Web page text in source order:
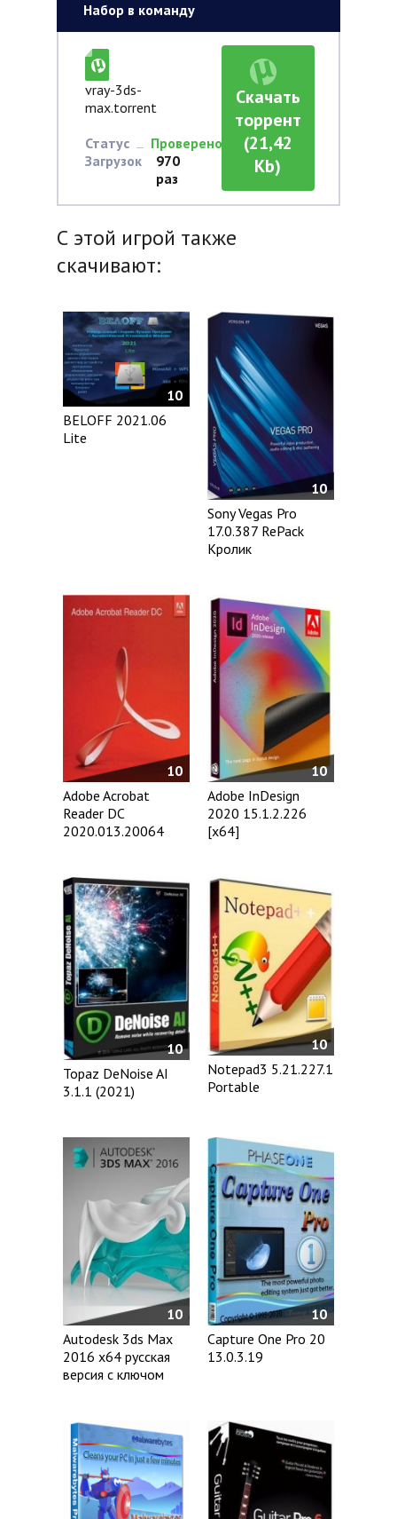
Набор в команду
vray-3ds-
max.torrent
Статус
Проверено
Загрузок
970
раз
Скачать
торрент
(21,42
Kb)
С этой игрой также
скачивают:
10
BELOFF 2021.06
Lite
10
Sony Vegas Pro
17.0.387 RePack
Кролик
10
Adobe Acrobat
Reader DC
2020.013.20064
10
Adobe InDesign
2020 15.1.2.226
[x64]
10
Topaz DeNoise AI
3.1.1 (2021)
10
Notepad3 5.21.227.1
Portable
10
Autodesk 3ds Max
2016 x64 русская
версия с ключом
10
Capture One Pro 20
13.0.3.19